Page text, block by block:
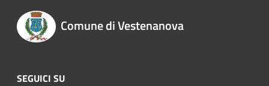
Comune di Vestenanova
SEGUICI SU